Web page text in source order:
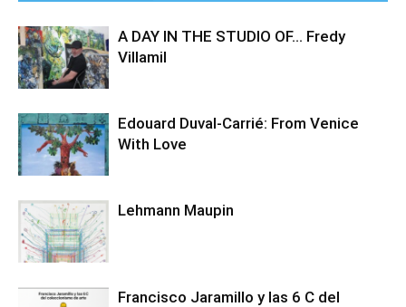
A DAY IN THE STUDIO OF… Fredy
Villamil
Edouard Duval-Carrié: From Venice
With Love
Lehmann Maupin
Francisco Jaramillo y las 6 C del